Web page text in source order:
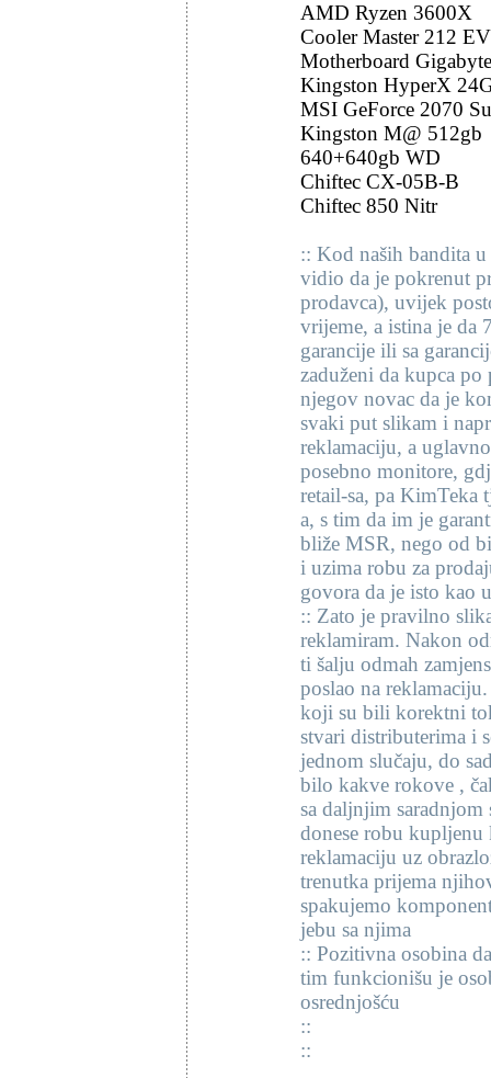
AMD Ryzen 3600X
Cooler Master 212
Motherboard
Kingston HyperX
MSI GeForce 2070
Kingston M@ 512gb
640+640gb WD
Chiftec CX-05B-B
Chiftec 850 Nitr
:: Kod naših bandita
vidio da je pokrenut
prodavca), uvijek
vrijeme, a istina je da
garancije ili sa
zaduženi da kupca
njegov novac da je
svaki put slikam i
reklamaciju, a
posebno monitore,
retail-sa, pa KimTeka
a, s tim da im je
bliže MSR, nego od
i uzima robu za
govora da je isto kao
:: Zato je pravilno
reklamiram. Nakon
ti šalju odmah
poslao na
koji su bili korektni
stvari distributerima i
jednom slučaju, do
bilo kakve rokove ,
sa daljnjim
donese robu kupljenu
reklamaciju uz
trenutka prijema
spakujemo
jebu sa njima
:: Pozitivna osobina
tim funkcionišu je
osrednjošću
::
::